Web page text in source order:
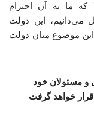
که ما به آن احترام
این دولت
موضوع میان دولت
مسئولان خود
قرار خواهد گرفت